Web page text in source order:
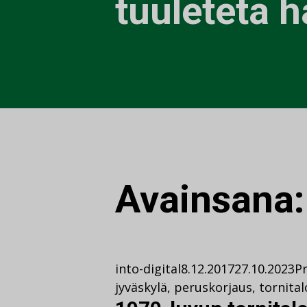
tuuleteta
into-digital8.12.201727.10.2023
jyväskylä, peruskorjaus,